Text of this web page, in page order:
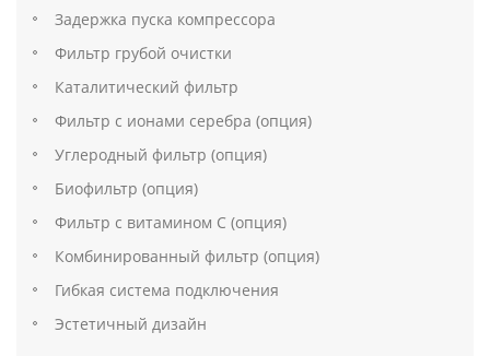
Задержка пуска компрессора
Фильтр грубой очистки
Каталитический фильтр
Фильтр с ионами серебра (опция)
Углеродный фильтр (опция)
Биофильтр (опция)
Фильтр с витамином C (опция)
Комбинированный фильтр (опция)
Гибкая система подключения
Эстетичный дизайн